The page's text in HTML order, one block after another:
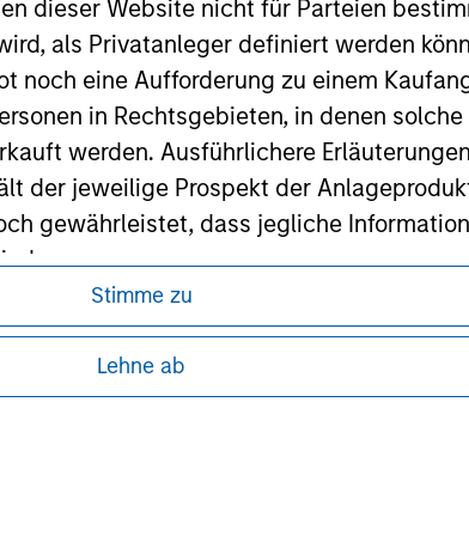
dieser Website nicht für Parteien
als Privatanleger definiert werden
noch eine Aufforderung zu einem
in Rechtsgebieten, in denen
werden. Ausführlichere
der jeweilige Prospekt der
gewährleistet, dass jegliche
Fonds sollten nur auf Grundlage
enthalten sind („Angebotsunterlagen”).
entsprechen nach bestem Wissen von
Stimme zu
Lehne ab
Careers
da in diesen bestimmte gesetzliche und
von Informationen zu den Anlageprodukten